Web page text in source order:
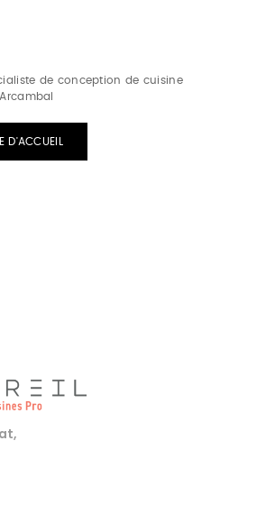
de conception de cuisine
D'ACCUEIL